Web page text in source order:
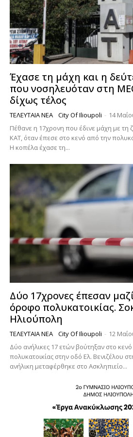
Έχασε τη μάχη και η
που νοσηλευόταν στη
δίχως τέλος
ΤΕΛΕΥΤΑΊΑ ΝΈΑ City Of Ilioupoli - 14
Πέθανε η 17χρονη που έδινε μάχη με τη
ΚΑΤ, όταν έπεσε στο κενό από την
Η κοπέλα έχασε τη...
Δύο 17χρονες έπεσαν
όροφο πολυκατοικίας.
Ηλιούπολη
ΤΕΛΕΥΤΑΊΑ ΝΈΑ City Of Ilioupoli - 12
Δύο ανήλικες 17 ετών βούτηξαν στο
πολυκατοικίας στην οδό Ελ. Βενιζέλου στην
ανήλικη μεταφέρθηκε στο Ασκληπιείο...